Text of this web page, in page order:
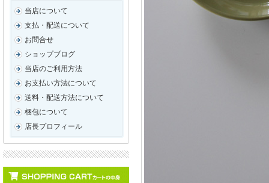
当店について
支払・配送について
お問合せ
ショップブログ
当店のご利用方法
お支払い方法について
送料・配送方法について
梱包について
店長プロフィール